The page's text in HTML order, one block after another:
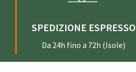
SPEDIZIONE ESPRESSO
Da 24h fino a 72h (Isole)